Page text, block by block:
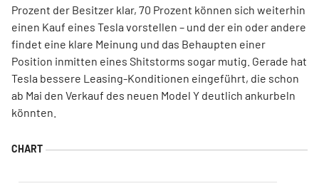
Prozent der Besitzer klar, 70 Prozent können sich weiterhin
einen Kauf eines Tesla vorstellen – und der ein oder andere
findet eine klare Meinung und das Behaupten einer
Position inmitten eines Shitstorms sogar mutig. Gerade hat
Tesla bessere Leasing-Konditionen eingeführt, die schon
ab Mai den Verkauf des neuen Model Y deutlich ankurbeln
könnten.